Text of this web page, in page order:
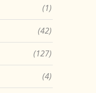
(1)
(42)
(127)
(4)